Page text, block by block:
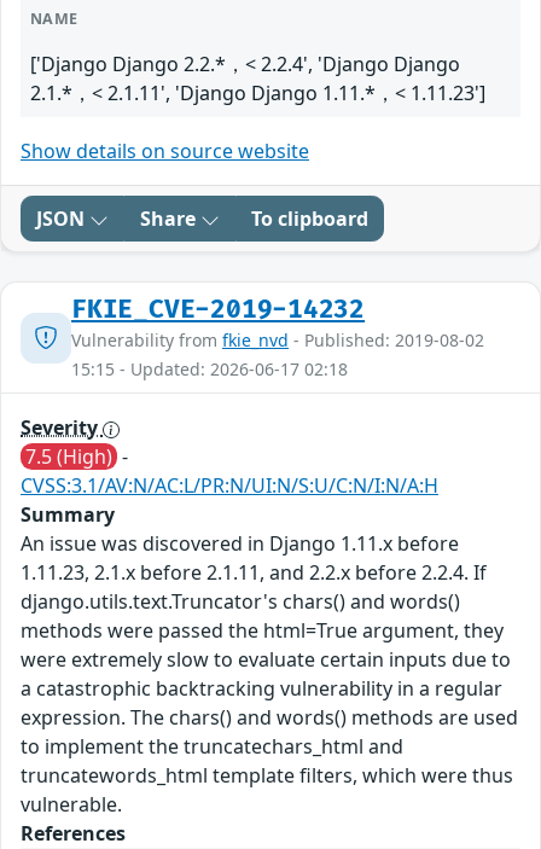
NAME
['Django Django 2.2.*，< 2.2.4', 'Django Django
2.1.*，< 2.1.11', 'Django Django 1.11.*，< 1.11.23']
Show details on source website
JSON Share To clipboard
FKIE_CVE-2019-14232
Vulnerability from fkie_nvd - Published: 2019-08-02
15:15 - Updated: 2026-06-17 02:18
Severity
7.5 (High) -
CVSS:3.1/AV:N/AC:L/PR:N/UI:N/S:U/C:N/I:N/A:H
Summary
An issue was discovered in Django 1.11.x before
1.11.23, 2.1.x before 2.1.11, and 2.2.x before 2.2.4. If
django.utils.text.Truncator's chars() and words()
methods were passed the html=True argument, they
were extremely slow to evaluate certain inputs due to
a catastrophic backtracking vulnerability in a regular
expression. The chars() and words() methods are used
to implement the truncatechars_html and
truncatewords_html template filters, which were thus
vulnerable.
References